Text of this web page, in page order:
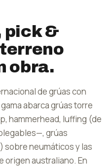
pick &
obra.
de grúas con
abarca grúas torre
hammerhead, luffing (de
grúas
neumáticos y las
origen australiano. En